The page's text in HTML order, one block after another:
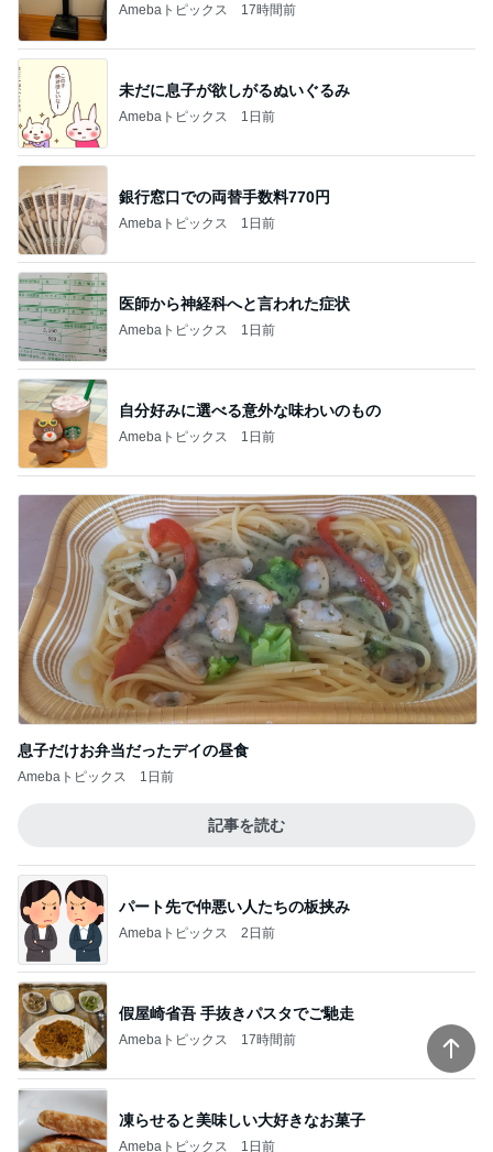
Amebaトピックス 17時間前
未だに息子が欲しがるぬいぐるみ
Amebaトピックス 1日前
銀行窓口での両替手数料770円
Amebaトピックス 1日前
医師から神経科へと言われた症状
Amebaトピックス 1日前
自分好みに選べる意外な味わいのもの
Amebaトピックス 1日前
息子だけお弁当だったデイの昼食
Amebaトピックス 1日前
記事を読む
パート先で仲悪い人たちの板挟み
Amebaトピックス 2日前
假屋崎省吾 手抜きパスタでご馳走
Amebaトピックス 17時間前
凍らせると美味しい大好きなお菓子
Amebaトピックス 1日前